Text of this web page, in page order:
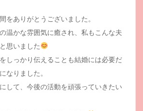
をありがとうございました。
温かな雰囲気に癒され、私もこんな夫
思いました
しっかり伝えることも結婚には必要だ
なりました。
して、今後の活動を頑張っていきたい